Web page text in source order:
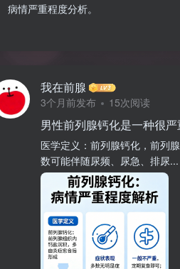
病情严重程度分析。
我在前腺
3个月前发布 15次阅读
男性前列腺钙化是一种很严
医学定义：前列腺钙化，前列
数可能伴随尿频、尿急、排尿...